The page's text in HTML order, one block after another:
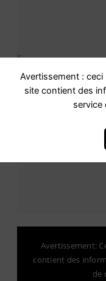
Évaluation
Bien · 1 423
Basé sur1
Avertissement:
contient des
de
Avertissement :
site contient des
service